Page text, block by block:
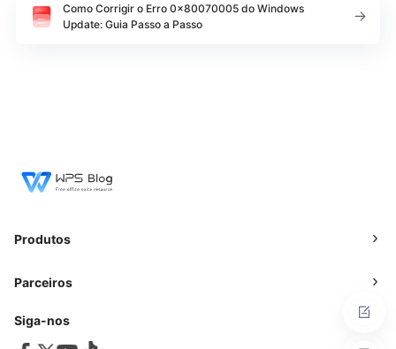
Como Corrigir o Erro 0x80070005 do Windows
Update: Guia Passo a Passo
Produtos
Parceiros
Siga-nos